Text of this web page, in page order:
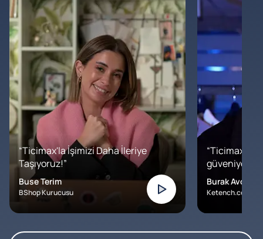
“Ticimax'la İşimizi Daha İleriye
Taşıyoruz!”
Buse Terim
BShop Kurucusu
“Ticimax'a
Burak Avcılar
Ketench.com –